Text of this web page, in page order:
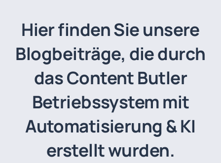
Hier finden Sie unsere
Blogbeiträge, die durch
das Content Butler
Betriebssystem mit
Automatisierung & KI
erstellt wurden.